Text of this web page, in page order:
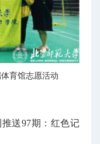
育馆志愿活动
送97期：红色记